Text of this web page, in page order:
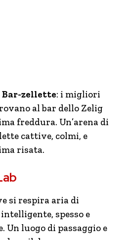
Bar-zellette: i migliori
al bar dello Zelig
freddura. Un’arena di
cattive, colmi, e
risata.
si respira aria di
spesso e
luogo di passaggio e